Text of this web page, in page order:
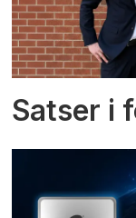
Satser i